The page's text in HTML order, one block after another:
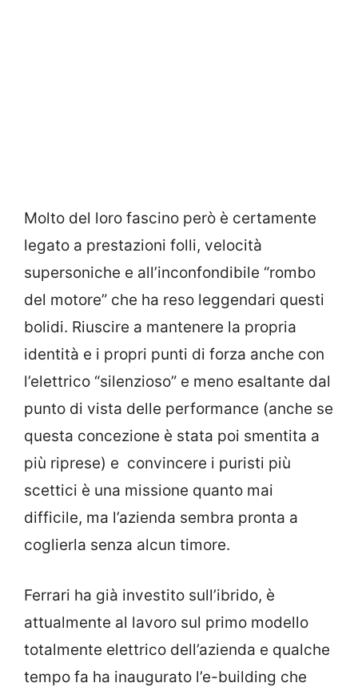
Molto del loro fascino però è certamente
legato a prestazioni folli, velocità
supersoniche e all’inconfondibile “rombo
del motore” che ha reso leggendari questi
bolidi. Riuscire a mantenere la propria
identità e i propri punti di forza anche con
l’elettrico “silenzioso” e meno esaltante dal
punto di vista delle performance (anche se
questa concezione è stata poi smentita a
più riprese) e convincere i puristi più
scettici è una missione quanto mai
difficile, ma l’azienda sembra pronta a
coglierla senza alcun timore.
Ferrari ha già investito sull’ibrido, è
attualmente al lavoro sul primo modello
totalmente elettrico dell’azienda e qualche
tempo fa ha inaugurato l’e-building che